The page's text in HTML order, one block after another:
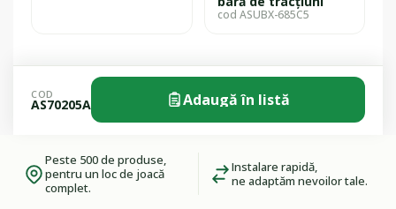
cod ASUBX-685C5
COD
AS70205A Adaugă în listă
Peste 500 de produse,
pentru un loc de joacă
complet.
Instalare rapidă,
ne adaptăm nevoilor tale.